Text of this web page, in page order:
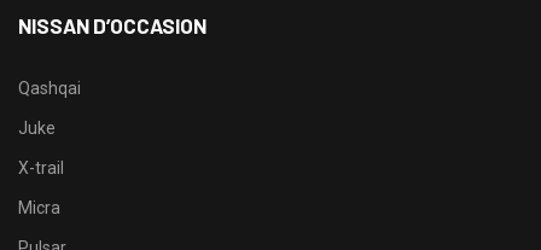
NISSAN D’OCCASION
Qashqai
Juke
X-trail
Micra